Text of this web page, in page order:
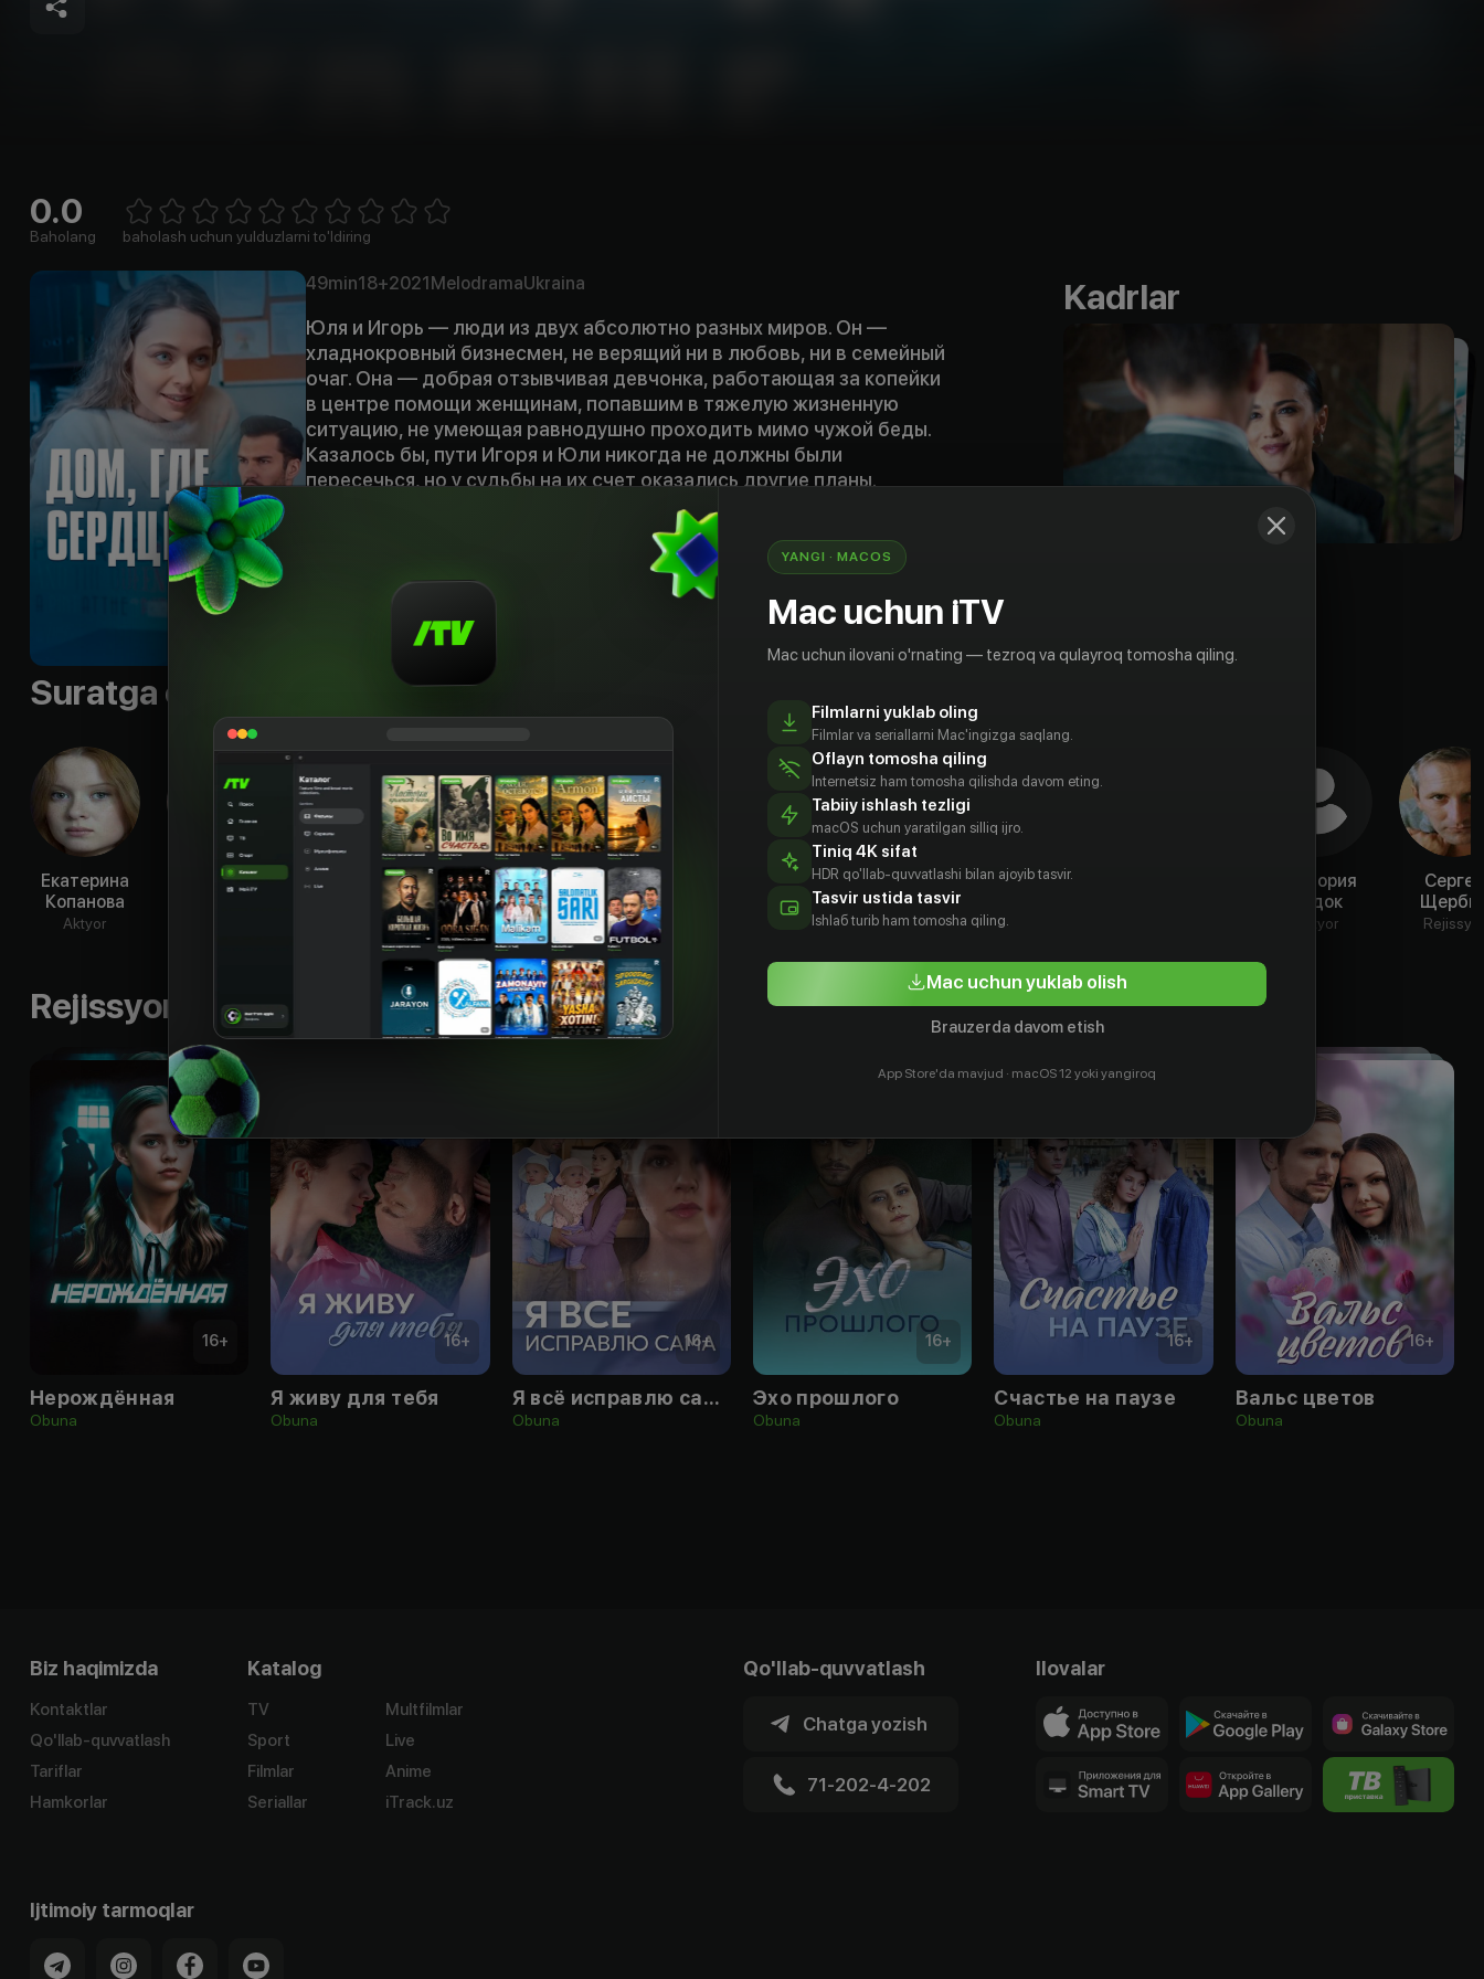
0.0
Baholang 1 Star2 Stars3 Stars4 Stars5 Stars6 Stars7 Stars8 Stars
baholash uchun yulduzlarni to'ldiring
49min18+2021MelodramaUkraina
Юля и Игорь — люди из двух абсолютно разных миров. Он —
хладнокровный бизнесмен, не верящий ни в любовь, ни в семейный
очаг. Она — добрая отзывчивая девчонка, работающая за копейки
в центре помощи женщинам, попавшим в тяжелую жизненную
ситуацию, не умеющая равнодушно проходить мимо чужой беды.
Казалось бы, пути Игоря и Юли никогда не должны были
пересечься, но у судьбы на их счет оказались другие планы.
Kadrlar
Suratga olish guruhi
Екатерина
Копанова
Aktyor
Михаил
Анатолий
Зиновенко
Александра
Булычёва
Aktyor
Дмитрий
Пчела
Aktyor
Тратас
Анастасия
Крылова
Aktyor
Максим
Виктория
Видок
Aktyor
Сергей
Rejissyor
Rejissyorning boshqa ishlari
16+
Нерождённая
Obuna
16+
Я живу для тебя
Obuna
16+
Я всё исправлю сама
Obuna
16+
Эхо прошлого
Obuna
16+
Счастье на паузе
Obuna
16+
Вальс цветов
Obuna
Biz haqimizda
Kontaktlar
Qo'llab-quvvatlash
Tariflar
Hamkorlar
Katalog
TV
Sport
Filmlar
Seriallar
Multfilmlar
Live
Anime
iTrack.uz
Qo'llab-quvvatlash
Chatga yozish
71-202-4-202
Ilovalar
Ijtimoiy tarmoqlar
YANGI · MACOS
Mac uchun iTV
Mac uchun ilovani o'rnating — tezroq va qulayroq tomosha qiling.
Filmlarni yuklab oling
Filmlar va seriallarni Mac'ingizga saqlang.
Oflayn tomosha qiling
Internetsiz ham tomosha qilishda davom eting.
Tabiiy ishlash tezligi
macOS uchun yaratilgan silliq ijro.
Tiniq 4K sifat
HDR qo'llab-quvvatlashi bilan ajoyib tasvir.
Tasvir ustida tasvir
Ishlаб turib ham tomosha qiling.
Mac uchun yuklab olish
Brauzerda davom etish
App Store'da mavjud · macOS 12 yoki yangiroq